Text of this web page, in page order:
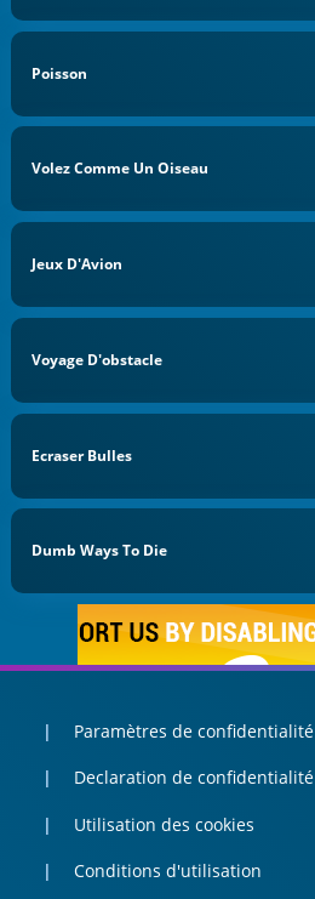
Poisson
Volez Comme Un Oiseau
Jeux D'Avion
Voyage D'obstacle
Ecraser Bulles
Dumb Ways To Die
Paramètres de confidentialité
Declaration de confidentialité
Utilisation des cookies
Conditions d'utilisation